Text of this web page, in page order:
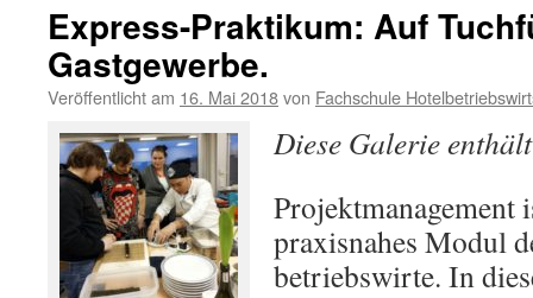
Express-Praktikum: Auf
Gastgewerbe.
Veröffentlicht am 16. Mai 2018von Fachschule
Diese Galerie
Projektmanagement
praxisnahes Modul
betriebswirte. In